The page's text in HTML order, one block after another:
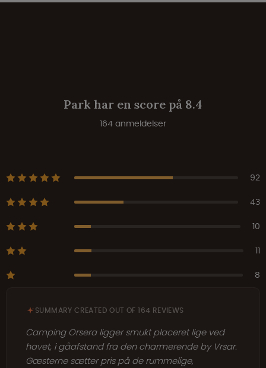
Park har en score på 8.4
164 anmeldelser
92
43
10
11
8
SUMMARY CREATED OUT OF 164 REVIEWS
Camping Orsera ligger smukt placeret lige ved
havet, i gåafstand fra den charmerende by Vrsar.
Gæsterne sætter pris på de rummelige,